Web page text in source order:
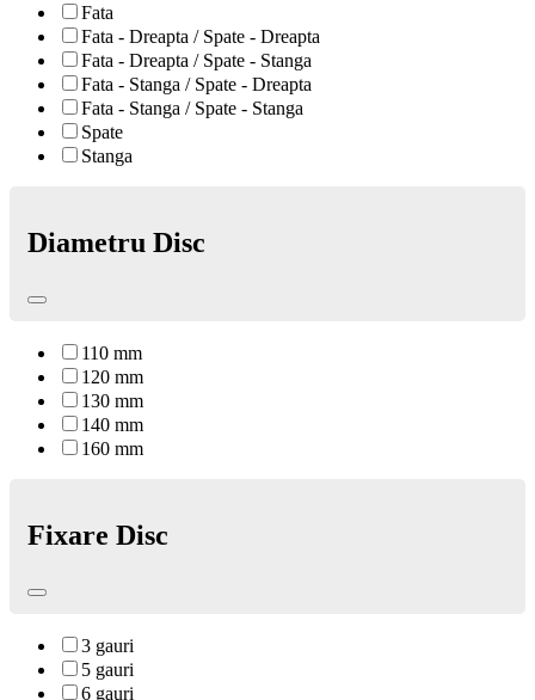
Fata
Fata - Dreapta / Spate - Dreapta
Fata - Dreapta / Spate - Stanga
Fata - Stanga / Spate - Dreapta
Fata - Stanga / Spate - Stanga
Spate
Stanga
Diametru Disc
110 mm
120 mm
130 mm
140 mm
160 mm
Fixare Disc
3 gauri
5 gauri
6 gauri